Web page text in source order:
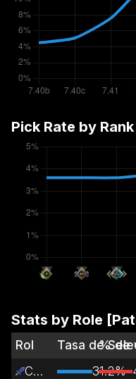
Pick Rate by
Stats by Role
Rol Tasa de% de
Carry
31.2%